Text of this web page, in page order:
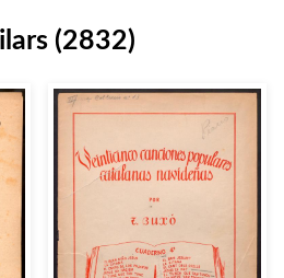
(2832)